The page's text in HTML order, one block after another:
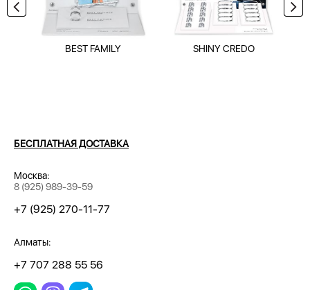
BEST FAMILY SHINY CREDO
БЕСПЛАТНАЯ ДОСТАВКА
Москва:
8 (925) 989-39-59
+7 (925) 270-11-77
Алматы:
+7 707 288 55 56